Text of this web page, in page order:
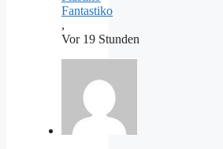
Fantastiko
,
Vor 19 Stunden